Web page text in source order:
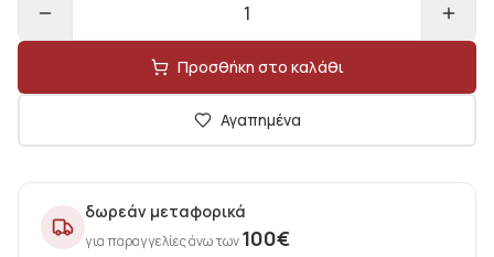
1
Προσθήκη στο καλάθι
Αγαπημένα
δωρεάν μεταφορικά
για παραγγελίες άνω των100€